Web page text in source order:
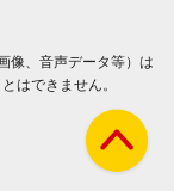
像、音声データ等）は
はできません。